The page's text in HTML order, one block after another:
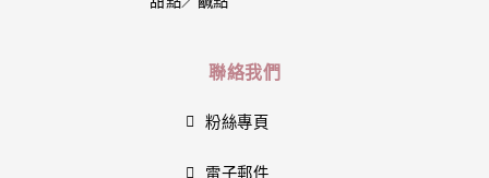
聯絡我們
粉絲專頁
電子郵件